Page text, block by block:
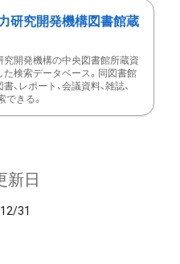
研究開発機構図書館蔵
究開発機構の中央図書館所蔵資
た検索データベース。同図書館
、レポート、会議資料、雑誌、
できる。
新日
31